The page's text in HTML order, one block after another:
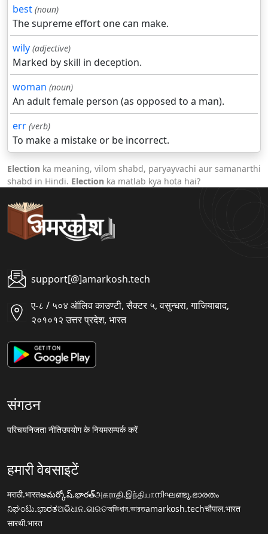
best (noun)
The supreme effort one can make.
wily (adjective)
Marked by skill in deception.
woman (noun)
An adult female person (as opposed to a man).
err (verb)
To make a mistake or be incorrect.
Election ka meaning, vilom shabd, paryayvachi aur samanarthi
shabd in Hindi. Election ka matlab kya hota hai?
support[@]amarkosh.tech
ए-८ / ५०४ ऑलिव काउण्टी, सैक्टर ५, वसुन्धरा, गाजियाबाद,
२०१०१२ उत्तर प्रदेश, भारत
संगठन
परिचयनिजता नीतिउपयोग के नियमसम्पर्क करें
हमारी वेबसाइटें
मराठी.भारतఅమర్కోష్.భారత్அகராதி.இந்தியாനിഘണ്ടു.ഭാരതം
ನಿಘಂಟು.ಭಾರತଅଭିଧାନ.ଭାରତঅভিধান.ভারতamarkosh.techचौपाल.भारत
सारथी.भारत